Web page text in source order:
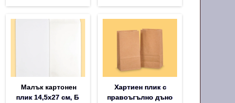
Малък картонен
плик 14,5х27 см, Б
Хартиен плик с
правоъгълно дъно